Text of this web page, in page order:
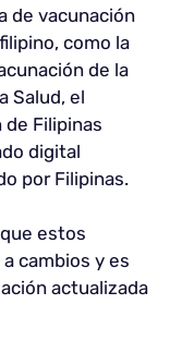
de vacunación
como la
de la
Salud, el
de Filipinas
digital
por Filipinas.
estos
cambios y es
actualizada